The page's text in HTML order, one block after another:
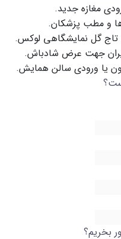
مغازه جدید.
و مطب پزشکان.
تاج گل نمایشگاهی لوکس.
جهت عرض شادباش.
یا ورودی سالن همایش.